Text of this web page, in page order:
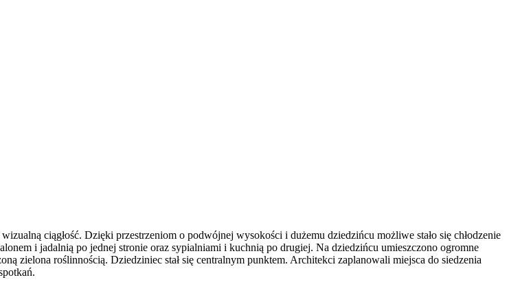
ciągłość. Dzięki przestrzeniom o podwójnej wysokości i dużemu dziedzińcu możliwe stało się chłodzenie
i jadalnią po jednej stronie oraz sypialniami i kuchnią po drugiej. Na dziedzińcu umieszczono ogromne
zielona roślinnością. Dziedziniec stał się centralnym punktem. Architekci zaplanowali miejsca do siedzenia